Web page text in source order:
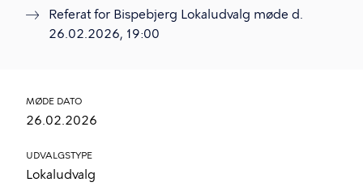
Referat for Bispebjerg Lokaludvalg møde d.
26.02.2026, 19:00
MØDE DATO
26.02.2026
UDVALGSTYPE
Lokaludvalg